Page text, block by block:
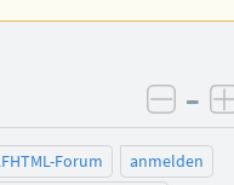
–
Forum
anmelden